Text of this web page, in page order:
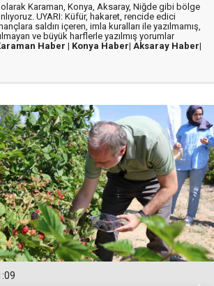
olarak Karaman, Konya, Aksaray, Niğde gibi bölge
UYARI: Küfür, hakaret, rencide edici
saldırı içeren, imla kuralları ile yazılmamış,
ve büyük harflerle yazılmış yorumlar
Haber | Konya Haber| Aksaray Haber|